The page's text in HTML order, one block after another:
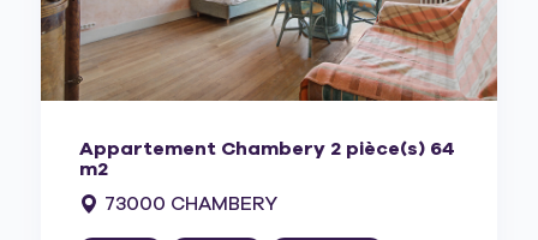
Appartement Chambery 2 pièce(s) 64
m2
73000 CHAMBERY